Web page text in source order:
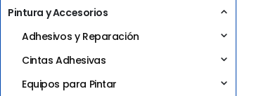
Pintura y Accesorios
Adhesivos y Reparación
Cintas Adhesivas
Equipos para Pintar